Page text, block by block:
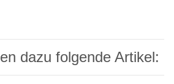
dazu folgende Artikel: